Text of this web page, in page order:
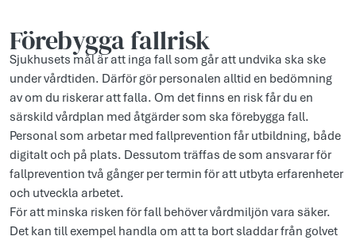
Förebygga fallrisk
Sjukhusets mål är att inga fall som går att undvika ska ske
under vårdtiden. Därför gör personalen alltid en bedömning
av om du riskerar att falla. Om det finns en risk får du en
särskild vårdplan med åtgärder som ska förebygga fall.
Personal som arbetar med fallprevention får utbildning, både
digitalt och på plats. Dessutom träffas de som ansvarar för
fallprevention två gånger per termin för att utbyta erfarenheter
och utveckla arbetet.
För att minska risken för fall behöver vårdmiljön vara säker.
Det kan till exempel handla om att ta bort sladdar från golvet